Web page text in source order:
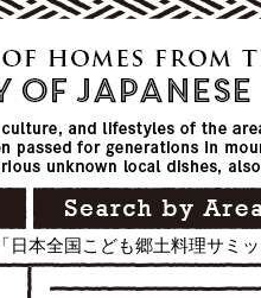
「日本全国こども郷土料理サミ